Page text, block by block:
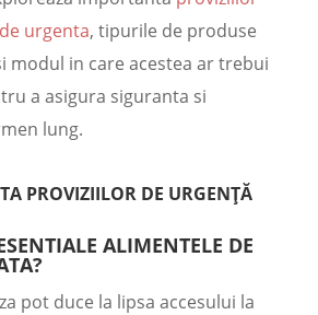
urgenta, tipurile de produse
modul in care acestea ar trebui
a asigura siguranta si
lung.
PROVIZIILOR DE URGENȚĂ
ALIMENTELE DE
pot duce la lipsa accesului la